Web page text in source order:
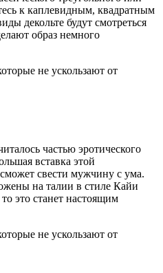
к каплевидным, квадратным
декольте будут смотреться
образ немного
частью эротического
вставка этой
свести мужчину с ума.
на талии в стиле Кайи
это станет настоящим